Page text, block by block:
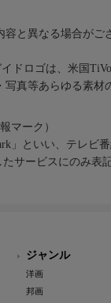
と異なる場合がご
ドロゴは、米国
真等あらゆる素材
マーク）
」といい、テレビ
たサービスにのみ表
ジャンル
洋画
邦画